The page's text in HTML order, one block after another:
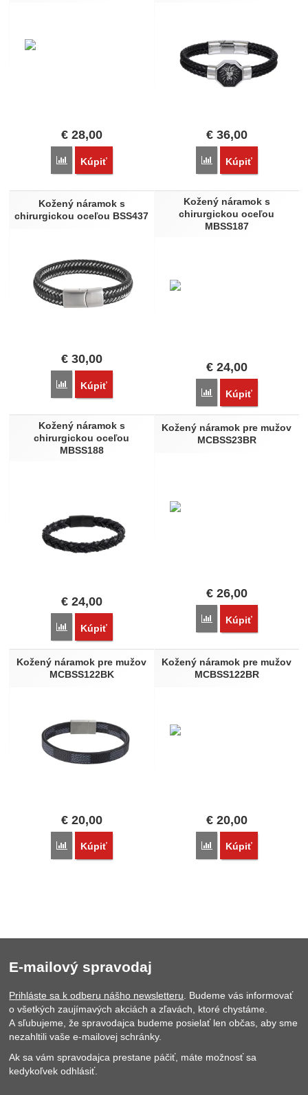
€ 28,00
Porovnať
Kúpiť
€36,00
Porovnať
Kúpiť
Kožený náramok s
chirurgickou oceľou BSS437
€ 30,00
Porovnať
Kúpiť
Kožený náramok s
chirurgickou oceľou
MBSS187
€24,00
Porovnať
Kúpiť
Kožený náramok s
chirurgickou oceľou
MBSS188
€ 24,00
Porovnať
Kúpiť
Kožený náramok pre mužov
MCBSS23BR
€26,00
Porovnať
Kúpiť
Kožený náramok pre mužov
MCBSS122BK
€ 20,00
Porovnať
Kúpiť
Kožený náramok pre mužov
MCBSS122BR
€20,00
Porovnať
Kúpiť
E-mailový spravodaj
Prihláste sa k odberu nášho newsletteru . Budeme vás informovať
o všetkých zaujímavých akciách a zľavách, ktoré chystáme.
A sľubujeme, že spravodajca budeme posielať len občas, aby sme
nezahltili vaše e-mailovej schránky.
Ak sa vám spravodajca prestane páčiť, máte možnosť sa
kedykoľvek odhlásiť.